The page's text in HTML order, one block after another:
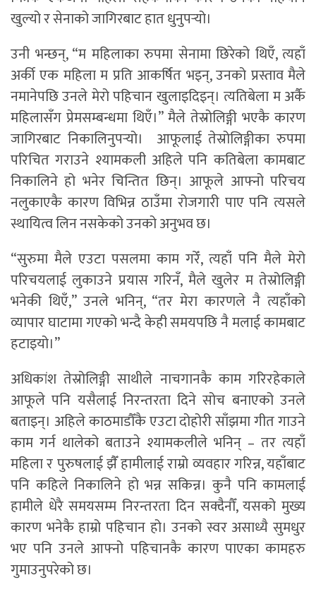
खुल्यो र सेनाको जागिरबाट हात धुनुपर्‍यो।
उनी भन्छन्, “म महिलाका रुपमा सेनामा छिरेको थिएँ, त्यहाँ
अर्की एक महिला म प्रति आकर्षित भइन्, उनको प्रस्ताव मैले
नमानेपछि उनले मेरो पहिचान खुलाइदिइन्। त्यतिबेला म अर्कै
महिलासँग प्रेमसम्बन्धमा थिएँ।” मैले तेस्रोलिङ्गी भएकै कारण
जागिरबाट निकालिनुपर्‍यो। आफूलाई तेस्रोलिङ्गीका रुपमा
परिचित गराउने श्यामकली अहिले पनि कतिबेला कामबाट
निकालिने हो भनेर चिन्तित छिन्। आफूले आफ्नो परिचय
नलुकाएकै कारण विभिन्न ठाउँमा रोजगारी पाए पनि त्यसले
स्थायित्व लिन नसकेको उनको अनुभव छ।
“सुरुमा मैले एउटा पसलमा काम गरेँ, त्यहाँ पनि मैले मेरो
परिचयलाई लुकाउने प्रयास गरिनँ, मैले खुलेर म तेस्रोलिङ्गी
भनेकी थिएँ,” उनले भनिन्, “तर मेरा कारणले नै त्यहाँको
व्यापार घाटामा गएको भन्दै केही समयपछि नै मलाई कामबाट
हटाइयो।”
अधिकांश तेस्रोलिङ्गी साथीले नाचगानकै काम गरिरहेकाले
आफूले पनि यसैलाई निरन्तरता दिने सोच बनाएको उनले
बताइन्। अहिले काठमाडौँकै एउटा दोहोरी साँझमा गीत गाउने
काम गर्न थालेको बताउने श्यामकलीले भनिन् – तर त्यहाँ
महिला र पुरुषलाई झैँ हामीलाई राम्रो व्यवहार गरिन्न, यहाँबाट
पनि कहिले निकालिने हो भन्न सकिन्न। कुनै पनि कामलाई
हामीले धेरै समयसम्म निरन्तरता दिन सक्दैनौँ, यसको मुख्य
कारण भनेकै हाम्रो पहिचान हो। उनको स्वर असाध्यै सुमधुर
भए पनि उनले आफ्नो पहिचानकै कारण पाएका कामहरु
गुमाउनुपरेको छ।